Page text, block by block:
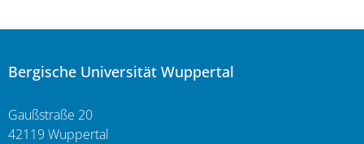
Bergische Universität Wuppertal
Gaußstraße 20
42119 Wuppertal